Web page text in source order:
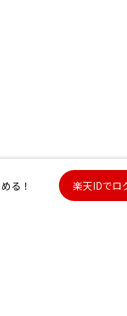
る！ 楽天IDでロ